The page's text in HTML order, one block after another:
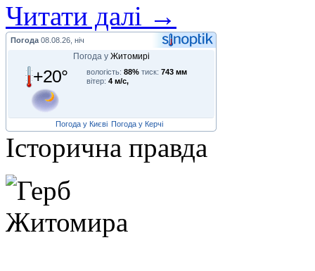
Читати далі →
Погода 08.08.26, ніч
Погода у Житомирі
+20° вологість: 88% тиск: 743 мм
вітер: 4 м/с,
Погода у Києві Погода у Керчі
Історична правда